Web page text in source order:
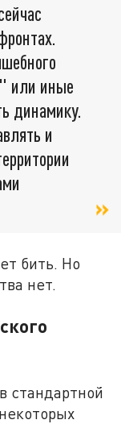
или иные
динамику.
и
бить. Но
нет.
стандартной